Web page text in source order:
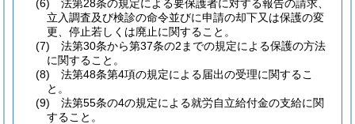
(6)
法第28条の規定による要保護者に対する報告の請求、
立入調査及び検診の命令並びに申請の却下又は保護の変
更、停止若しくは廃止に関すること。
(7)
法第30条から第37条の2までの規定による保護の方法
に関すること。
(8)
法第48条第4項の規定による届出の受理に関するこ
と。
(9)
法第55条の4の規定による就労自立給付金の支給に関
すること。